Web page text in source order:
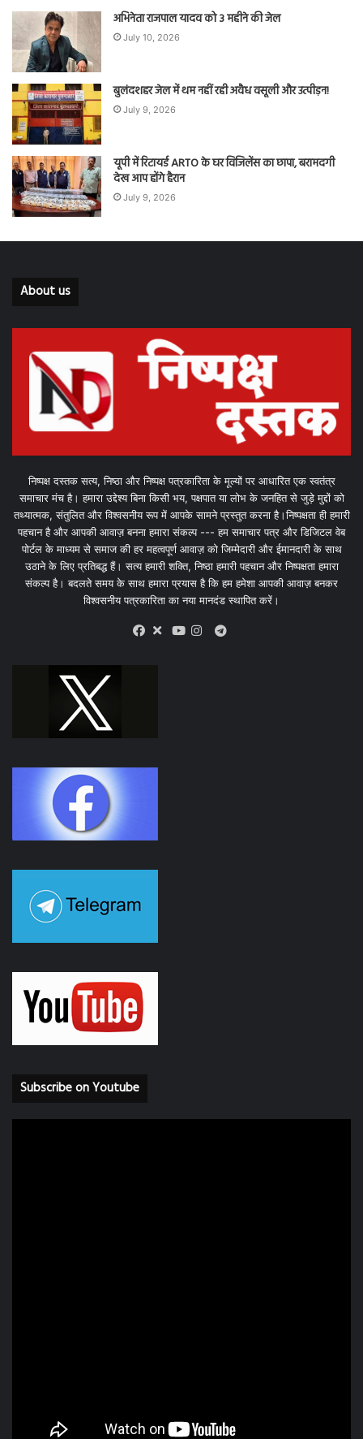
अभिनेता राजपाल यादव को 3 महीने की जेल
July 10, 2026
बुलंदशहर जेल में थम नहीं रही अवैध वसूली और उत्पीड़न!
July 9, 2026
यूपी में रिटायर्ड ARTO के घर विजिलेंस का छापा, बरामदगी
देख आप होंगे हैरान
July 9, 2026
About us
निष्पक्ष दस्तक सत्य, निष्ठा और निष्पक्ष पत्रकारिता के मूल्यों पर आधारित एक स्वतंत्र
समाचार मंच है। हमारा उद्देश्य बिना किसी भय, पक्षपात या लोभ के जनहित से जुड़े मुद्दों को
तथ्यात्मक, संतुलित और विश्वसनीय रूप में आपके सामने प्रस्तुत करना है।निष्पक्षता ही हमारी
पहचान है और आपकी आवाज़ बनना हमारा संकल्प --- हम समाचार पत्र और डिजिटल वेब
पोर्टल के माध्यम से समाज की हर महत्वपूर्ण आवाज़ को जिम्मेदारी और ईमानदारी के साथ
उठाने के लिए प्रतिबद्ध हैं। सत्य हमारी शक्ति, निष्ठा हमारी पहचान और निष्पक्षता हमारा
संकल्प है। बदलते समय के साथ हमारा प्रयास है कि हम हमेशा आपकी आवाज़ बनकर
विश्वसनीय पत्रकारिता का नया मानदंड स्थापित करें।
X
Telegram
Subscribe on Youtube